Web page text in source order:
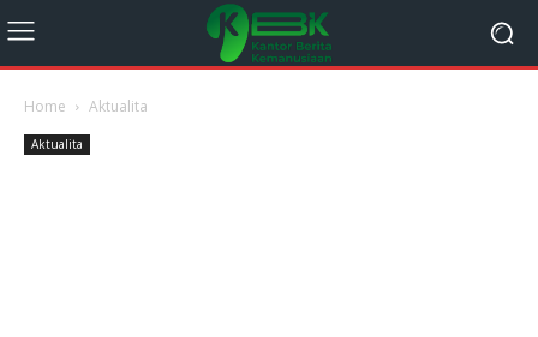
Home Aktualita
Aktualita